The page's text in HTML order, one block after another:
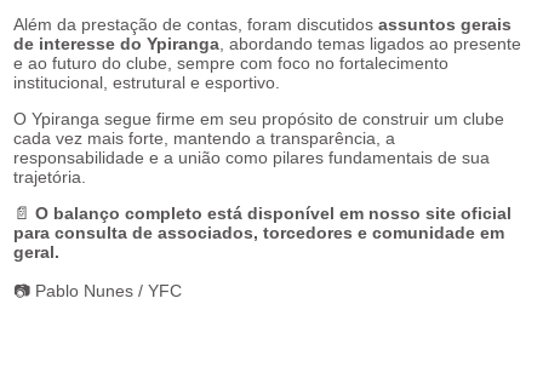
Além da prestação de contas, foram discutidosassuntos gerais
de interesse do Ypiranga, abordando temas ligados ao presente
e ao futuro do clube, sempre com foco no fortalecimento
institucional, estrutural e esportivo.
O Ypiranga segue firme em seu propósito de construir um clube
cada vez mais forte, mantendo a transparência, a
responsabilidade e a união como pilares fundamentais de sua
trajetória.
📄O balanço completo está disponível em nosso site oficial
para consulta de associados, torcedores e comunidade em
geral.
📷 Pablo Nunes / YFC